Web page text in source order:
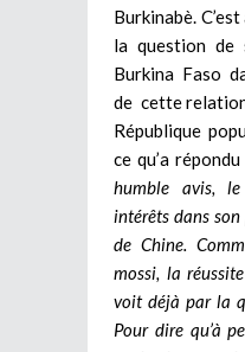
Burkinabè.
la question de
Burkina Faso
de cette
République
ce qu’a
humble avis,
intérêts dans
de Chine.
mossi, la
voit déjà par la
Pour dire qu’à